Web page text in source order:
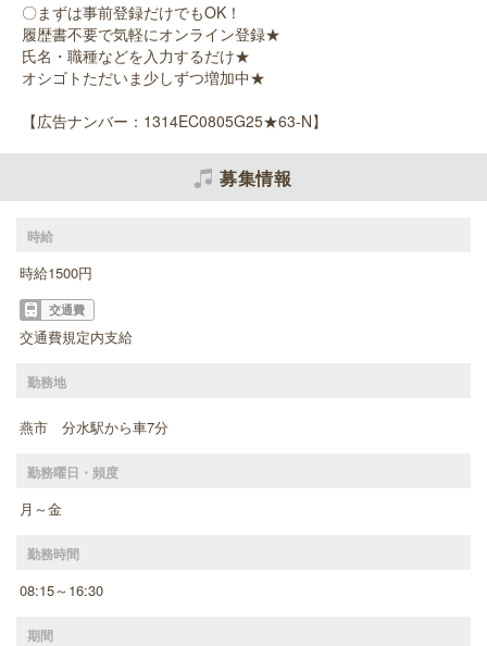
〇まずは事前登録だけでもOK！
履歴書不要で気軽にオンライン登録★
氏名・職種などを入力するだけ★
オシゴトただいま少しずつ増加中★
【広告ナンバー：1314EC0805G25★63-N】
募集情報
時給
時給1500円
交通費
交通費規定内支給
勤務地
燕市 分水駅から車7分
勤務曜日・頻度
月～金
勤務時間
08:15～16:30
期間